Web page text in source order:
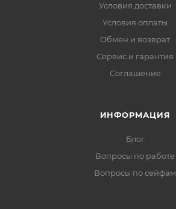
Условия доставки
Условия оплаты
Обмен и возврат
Сервис и гарантия
Соглашение
ИНФОРМАЦИЯ
Блог
Вопросы по работе
Вопросы по сейфам